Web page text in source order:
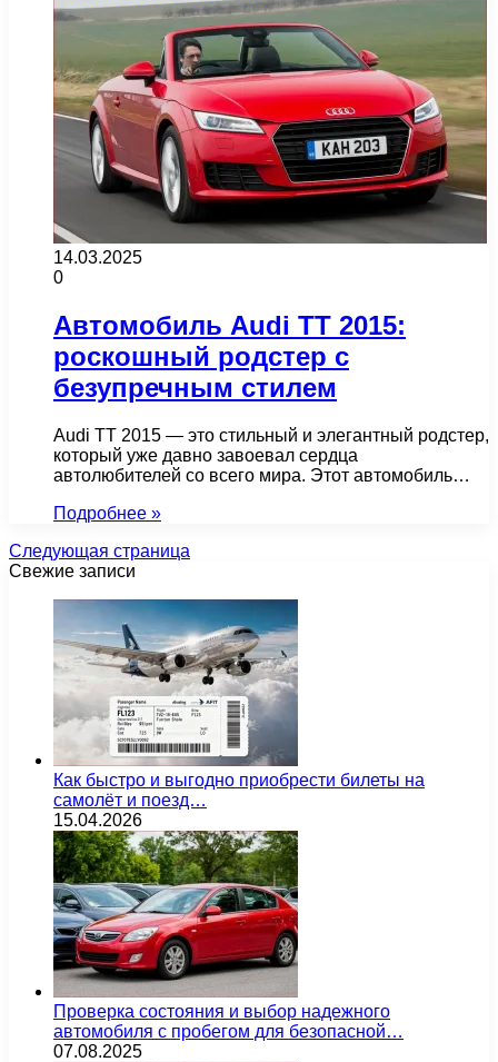
14.03.2025
0
Автомобиль Audi TT 2015:
роскошный родстер с
безупречным стилем
Audi TT 2015 — это стильный и элегантный родстер,
который уже давно завоевал сердца
автолюбителей со всего мира. Этот автомобиль…
Подробнее »
Следующая страница
Свежие записи
Как быстро и выгодно приобрести билеты на
самолёт и поезд…
15.04.2026
Проверка состояния и выбор надежного
автомобиля с пробегом для безопасной…
07.08.2025